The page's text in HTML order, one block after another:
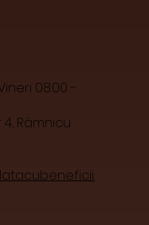
08:00 -
Râmnicu